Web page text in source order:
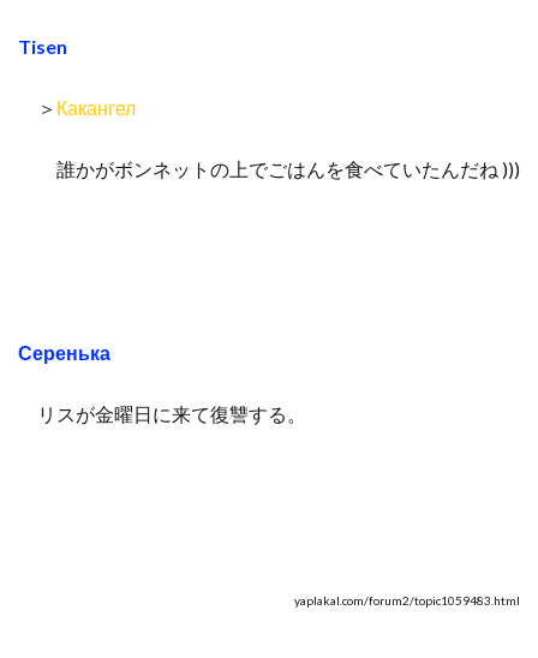
Tisen
＞ Какангел
誰かがボンネットの上でごはんを食べていたんだね )))
Серенька
リスが金曜日に来て復讐する。
yaplakal.com/forum2/topic1059483.html